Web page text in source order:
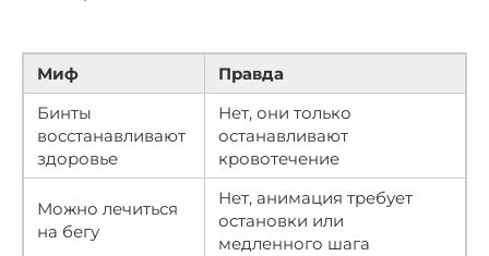
Миф
Правда
Бинты
восстанавливают
здоровье
Нет, они только
останавливают
кровотечение
Можно лечиться
на бегу
Нет, анимация требует
остановки или
медленного шага